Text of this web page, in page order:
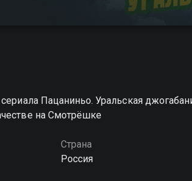
Пацаниньо. Уральская
на Смотрёшке
Страна
Россия